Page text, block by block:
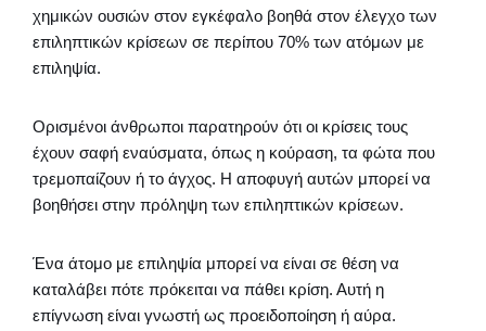
χημικών ουσιών στον εγκέφαλο βοηθά στον έλεγχο των
επιληπτικών κρίσεων σε περίπου 70% των ατόμων με
επιληψία.
Ορισμένοι άνθρωποι παρατηρούν ότι οι κρίσεις τους
έχουν σαφή εναύσματα, όπως η κούραση, τα φώτα που
τρεμοπαίζουν ή το άγχος. Η αποφυγή αυτών μπορεί να
βοηθήσει στην πρόληψη των επιληπτικών κρίσεων.
Ένα άτομο με επιληψία μπορεί να είναι σε θέση να
καταλάβει πότε πρόκειται να πάθει κρίση. Αυτή η
επίγνωση είναι γνωστή ως προειδοποίηση ή αύρα.